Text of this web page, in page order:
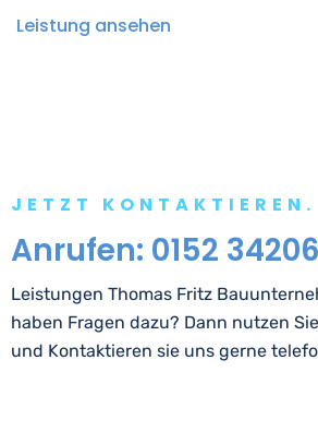
Leistung ansehen
JETZT KONTAKTIEREN.
Anrufen: 0152
Leistungen Thomas Fritz
haben Fragen dazu? Dann nutzen
und Kontaktieren sie uns gerne